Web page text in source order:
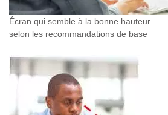
Écran qui semble à la bonne hauteur
selon les recommandations de base